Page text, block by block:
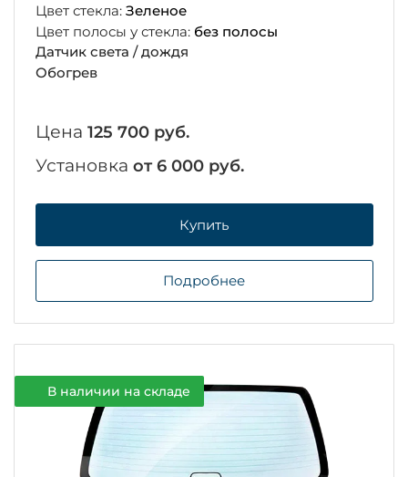
Цвет стекла: Зеленое
Цвет полосы у стекла: без полосы
Датчик света / дождя
Обогрев
Цена 125 700 руб.
Установка от 6 000 руб.
Купить
Подробнее
В наличии на складе